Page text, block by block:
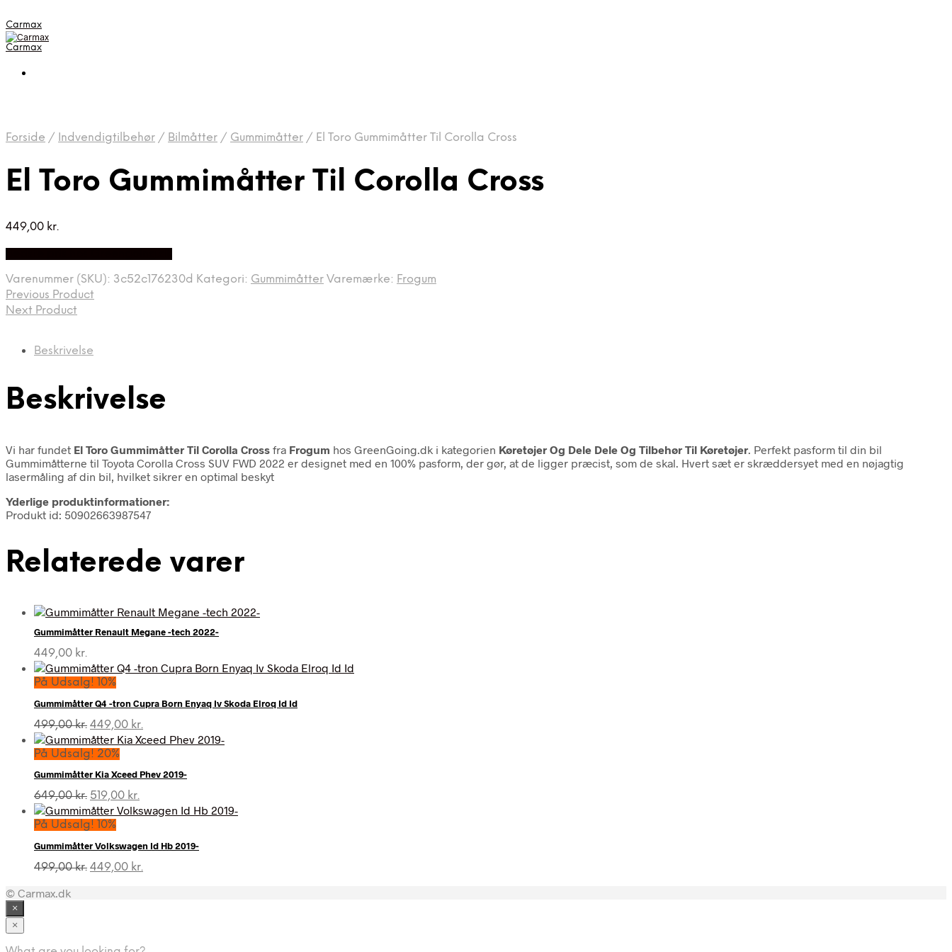
Carmax
Carmax
Forside / Indvendigtilbehør / Bilmåtter / Gummimåtter / El Toro Gummimåtter Til Corolla Cross
El Toro Gummimåtter Til Corolla Cross
449,00 kr.
Varenummer (SKU): 3c52c176230d Kategori: Gummimåtter Varemærke: Frogum
Previous Product
Next Product
Beskrivelse
Beskrivelse
Vi har fundet El Toro Gummimåtter Til Corolla Cross fra Frogum hos GreenGoing.dk i kategorien Køretøjer Og Dele Dele Og Tilbehør Til Køretøjer . Perfekt pasform til din bil
Gummimåtterne til Toyota Corolla Cross SUV FWD 2022 er designet med en 100% pasform, der gør, at de ligger præcist, som de skal. Hvert sæt er skræddersyet med en nøjagtig
lasermåling af din bil, hvilket sikrer en optimal beskyt
Yderlige produktinformationer:
Produkt id: 50902663987547
Relaterede varer
Gummimåtter Renault Megane -tech 2022-
449,00 kr.
På Udsalg! 10%
Gummimåtter Q4 -tron Cupra Born Enyaq Iv Skoda Elroq Id Id
499,00kr. Den
oprindelige
pris
499,00 kr..
449,00 kr.
aktuelle
449,00 kr..
På Udsalg! 20%
Gummimåtter Kia Xceed Phev 2019-
649,00kr. Den
oprindelige
pris
649,00 kr..
519,00 kr.
aktuelle
519,00 kr..
På Udsalg! 10%
Gummimåtter Volkswagen Id Hb 2019-
499,00kr. Den
449,00 kr.
© Carmax.dk
×
×